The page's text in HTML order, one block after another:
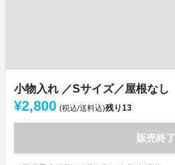
小物入れ ／Sサイズ／屋根なし
¥2,800 (税込/送料込)残り13
販売終了